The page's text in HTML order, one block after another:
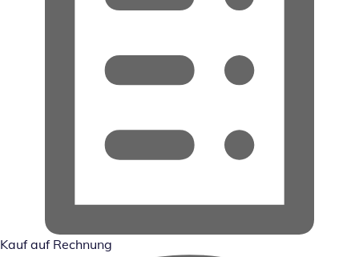
Kauf auf Rechnung